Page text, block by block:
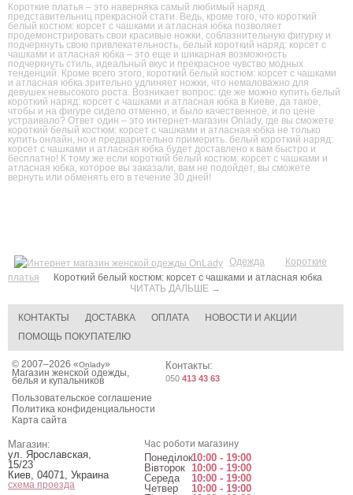
Короткие платья – это наверняка самый любимый наряд
представительниц прекрасной стати. Ведь, кроме того, что короткий
белый костюм: корсет с чашками и атласная юбка позволяет
продемонстрировать свои красивые ножки, соблазнительную фигурку и
подчеркнуть свою привлекательность, белый короткий наряд: корсет с
чашками и атласная юбка – это еще и шикарная возможность
подчеркнуть стиль, идеальный вкус и прекрасное чувство модных
тенденций. Кроме всего этого, короткий белый костюм: корсет с чашками
и атласная юбка зрительно удлиняет ножки, что немаловажно для
девушек невысокого роста. Возникает вопрос: где же можно купить белый
короткий наряд: корсет с чашками и атласная юбка в Киеве, да такое,
чтобы и на фигуре сидело отменно, и было качественное, и по цене
устраивало? Ответ один – это интернет-магазин Onlady, где вы сможете
короткий белый костюм: корсет с чашками и атласная юбка не только
купить онлайн, но и предварительно примерить. белый короткий наряд:
корсет с чашками и атласная юбка будет доставлено к вам быстро и
бесплатно! К тому же если короткий белый костюм: корсет с чашками и
атласная юбка, которое вы заказали, вам не подойдет, вы сможете
вернуть или обменять его в течение 30 дней!
ЧИТАТЬ ДАЛЬШЕ →
Одежда
Короткие
платья
Короткий белый костюм: корсет с чашками и атласная юбка
КОНТАКТЫ ДОСТАВКА ОПЛАТА
НОВОСТИ И АКЦИИ
ПОМОЩЬ ПОКУПАТЕЛЮ
© 2007–2026 «Onlady»
Магазин женской одежды,
белья и купальников
Пользовательское соглашение
Политика конфиденциальности
Карта сайта
Контакты:
050 413 43 63
Магазин:
ул. Ярославская,
15/23
Киев 04071 Украина
схема проезда
Час роботи магазину
Понеділок10:00 - 19:00
Вівторок 10:00 - 19:00
Середа
10:00 - 19:00
Четвер
10:00 - 19:00